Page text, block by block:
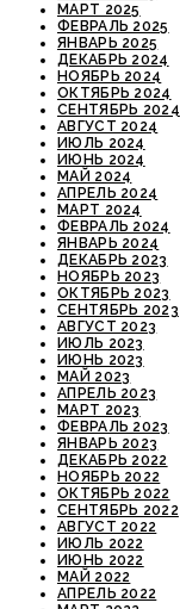
МАРТ 2025
ФЕВРАЛЬ 2025
ЯНВАРЬ 2025
ДЕКАБРЬ 2024
НОЯБРЬ 2024
ОКТЯБРЬ 2024
СЕНТЯБРЬ 2024
АВГУСТ 2024
ИЮЛЬ 2024
ИЮНЬ 2024
МАЙ 2024
АПРЕЛЬ 2024
МАРТ 2024
ФЕВРАЛЬ 2024
ЯНВАРЬ 2024
ДЕКАБРЬ 2023
НОЯБРЬ 2023
ОКТЯБРЬ 2023
СЕНТЯБРЬ 2023
АВГУСТ 2023
ИЮЛЬ 2023
ИЮНЬ 2023
МАЙ 2023
АПРЕЛЬ 2023
МАРТ 2023
ФЕВРАЛЬ 2023
ЯНВАРЬ 2023
ДЕКАБРЬ 2022
НОЯБРЬ 2022
ОКТЯБРЬ 2022
СЕНТЯБРЬ 2022
АВГУСТ 2022
ИЮЛЬ 2022
ИЮНЬ 2022
МАЙ 2022
АПРЕЛЬ 2022